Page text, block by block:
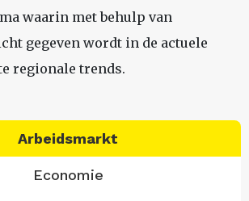
waarin met behulp van
gegeven wordt in de actuele
regionale trends.
Arbeidsmarkt
Economie